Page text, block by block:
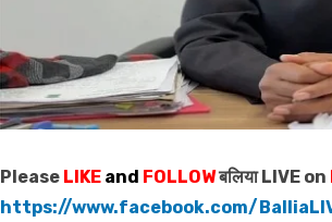
Please LIKE and FOLLOWबलिया LIVE on
https://www.facebook.com/